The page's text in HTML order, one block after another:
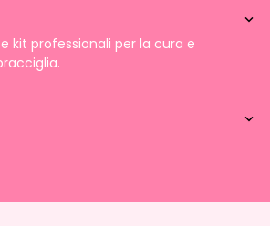

kit professionali per la cura e
